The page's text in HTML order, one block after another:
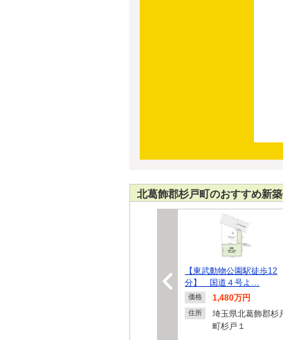
北葛飾郡杉戸町のおすすめ新
【東武動物公園駅徒歩12
分】 国道４号よ…
価格 1,480万円
住所
埼玉県北葛飾郡杉
町杉戸１